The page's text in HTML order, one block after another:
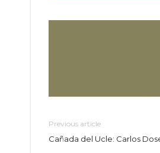
Previous article
Cañada del Ucle: Carlos